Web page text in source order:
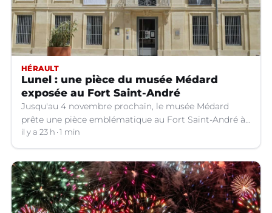
HÉRAULT
Lunel : une pièce du musée Médard
exposée au Fort Saint-André
Jusqu'au 4 novembre prochain, le musée Médard
prête une pièce emblématique au Fort Saint-André à
Villeneuve-lez-Avignon (Gard).
il y a 23 h 1 min